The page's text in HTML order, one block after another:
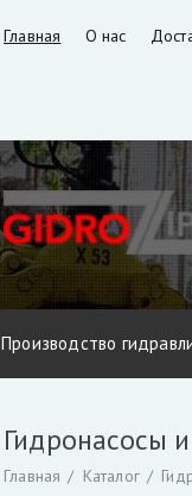
Главная О нас
Производство
Фильтры и
Захват для леса и лома
Гидронасосы
Главная Каталог